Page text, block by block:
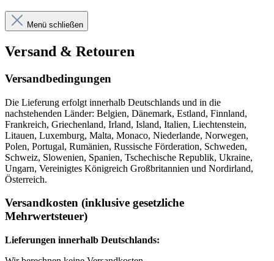
Menü schließen
Versand & Retouren
Versandbedingungen
Die Lieferung erfolgt innerhalb Deutschlands und in die
nachstehenden Länder: Belgien, Dänemark, Estland, Finnland,
Frankreich, Griechenland, Irland, Island, Italien, Liechtenstein,
Litauen, Luxemburg, Malta, Monaco, Niederlande, Norwegen,
Polen, Portugal, Rumänien, Russische Förderation, Schweden,
Schweiz, Slowenien, Spanien, Tschechische Republik, Ukraine,
Ungarn, Vereinigtes Königreich Großbritannien und Nordirland,
Österreich.
Versandkosten (inklusive gesetzliche
Mehrwertsteuer)
Lieferungen innerhalb Deutschlands: